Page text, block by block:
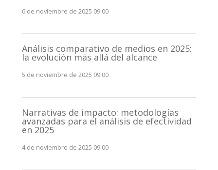
6 de noviembre de 2025 09:00
Análisis comparativo de medios en 2025:
la evolución más allá del alcance
5 de noviembre de 2025 09:00
Narrativas de impacto: metodologías
avanzadas para el análisis de efectividad
en 2025
4 de noviembre de 2025 09:00